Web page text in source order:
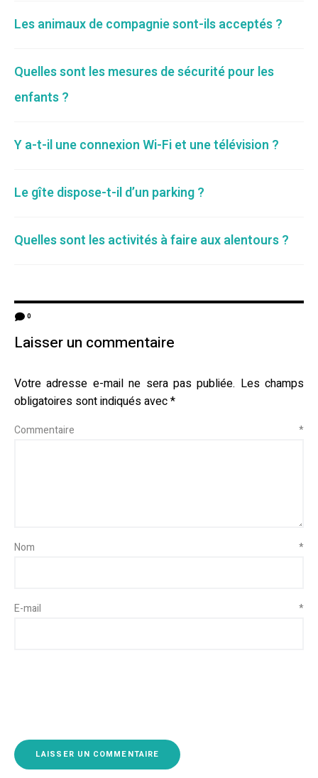
Les animaux de compagnie sont-ils acceptés ?
Quelles sont les mesures de sécurité pour les
enfants ?
Y a-t-il une connexion Wi-Fi et une télévision ?
Le gîte dispose-t-il d’un parking ?
Quelles sont les activités à faire aux alentours ?
0
Laisser un commentaire
Votre adresse e-mail ne sera pas publiée. Les champs
obligatoires sont indiqués avec*
Commentaire *
Nom *
E-mail *